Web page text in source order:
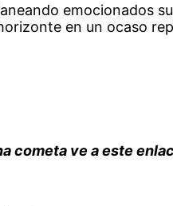
emocionados
en un ocaso
cometa ve a este